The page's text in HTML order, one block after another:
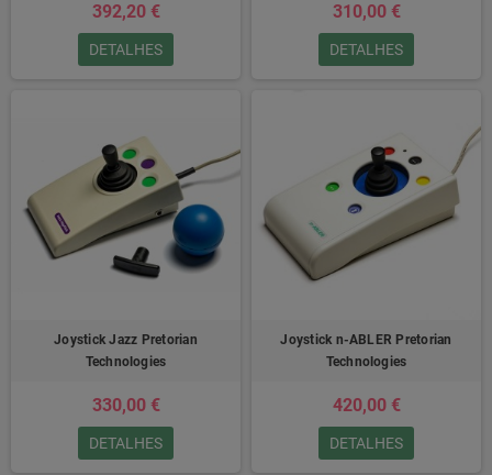
392,20 €
DETALHES
310,00 €
DETALHES
Joystick Jazz Pretorian
Technologies
330,00 €
DETALHES
Joystick n-ABLER Pretorian
Technologies
420,00 €
DETALHES